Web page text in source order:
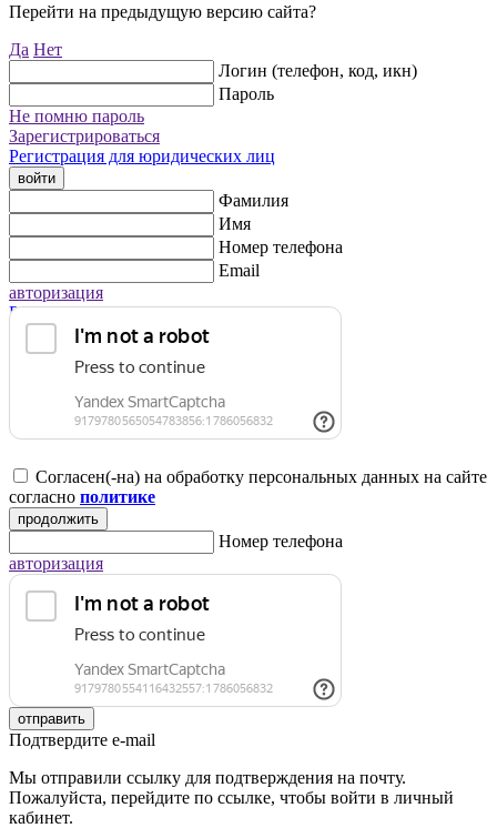
Перейти на предыдущую версию сайта?
Да Нет
Логин (телефон, код, икн)
Пароль
Не помню пароль
Зарегистрироваться
Регистрация для юридических лиц
войти
Фамилия
Имя
Номер телефона
Email
авторизация
Регистрация для юридических лиц
Согласен(-на) на обработку персональных данных на сайте
согласно политике
продолжить
Номер телефона
авторизация
отправить
Подтвердите e-mail
Мы отправили ссылку для подтверждения на почту.
Пожалуйста, перейдите по ссылке, чтобы войти в личный
кабинет.